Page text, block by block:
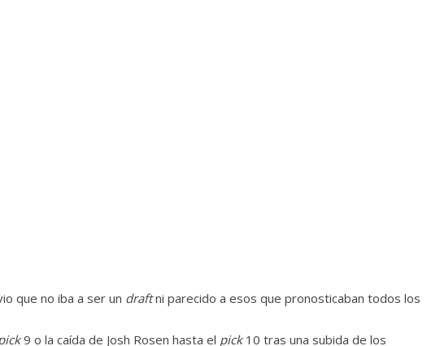
que no iba a ser un draftni parecido a esos que pronosticaban todos los
9 o la caída de Josh Rosen hasta el pick10 tras una subida de los